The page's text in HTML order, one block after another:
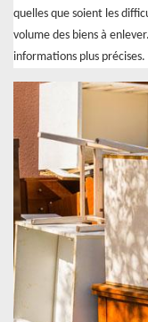
quelles que soient les
volume des biens à
informations plus précises.